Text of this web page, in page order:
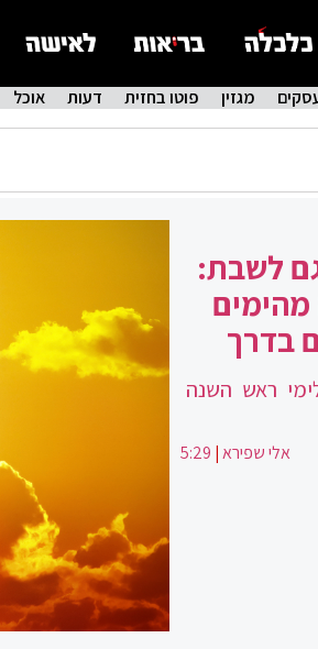
מגזין פוטו בחזית דעות אוכל
לשבת:
בדרך
ראש השנה
אלי שפירא|
5:29